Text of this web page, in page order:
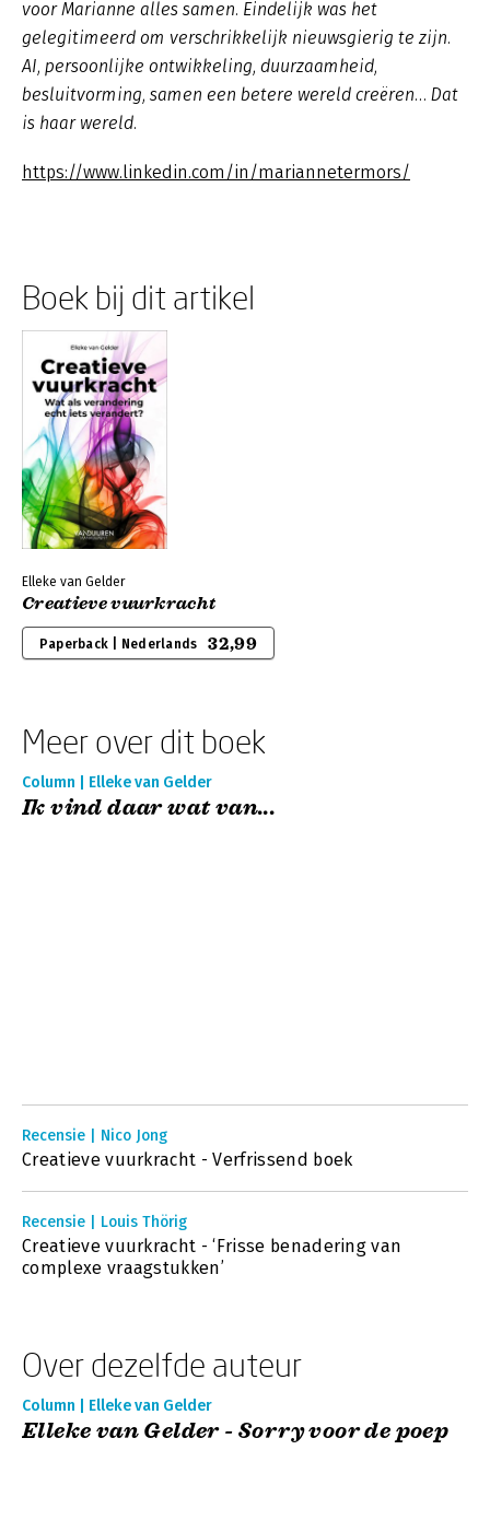
voor Marianne alles samen. Eindelijk was het
gelegitimeerd om verschrikkelijk nieuwsgierig te zijn.
AI, persoonlijke ontwikkeling, duurzaamheid,
besluitvorming, samen een betere wereld creëren… Dat
is haar wereld.
https://www.linkedin.com/in/mariannetermors/
Boek bij dit artikel
Elleke van Gelder
Creatieve vuurkracht
Paperback | Nederlands 32,99
Meer over dit boek
Column | Elleke van Gelder
Ik vind daar wat van...
Recensie | Nico Jong
Creatieve vuurkracht - Verfrissend boek
Recensie | Louis Thörig
Creatieve vuurkracht - ‘Frisse benadering van
complexe vraagstukken’
Over dezelfde auteur
Column | Elleke van Gelder
Elleke van Gelder - Sorry voor de poep